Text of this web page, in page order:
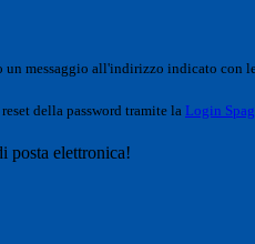
un messaggio all'indirizzo indicato con
della password tramite la Login
posta elettronica!